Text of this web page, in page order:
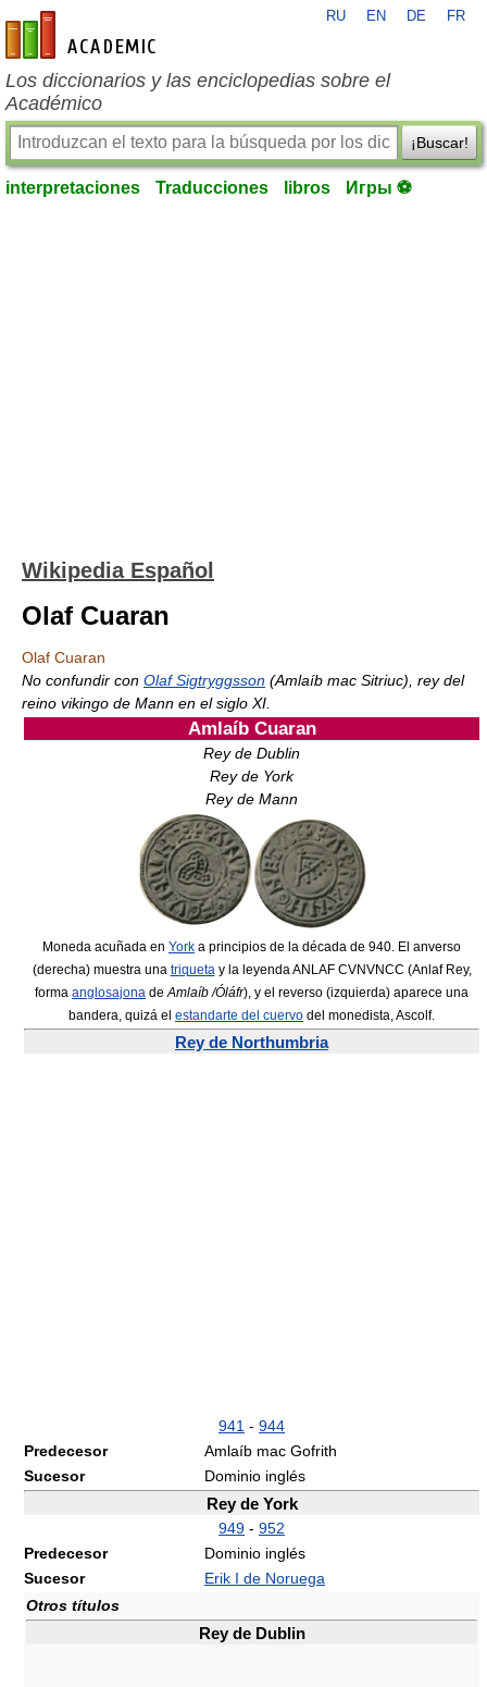
es-academic.com
RU EN DE FR
Los diccionarios y las enciclopedias sobre el
Académico
¡Buscar!
interpretaciones Traducciones libros Игры ⚽
Wikipedia Español
Olaf Cuaran
Olaf Cuaran
No confundir con Olaf Sigtryggsson (Amlaíb mac Sitriuc), rey del
reino vikingo de Mann en el siglo XI.
Amlaíb Cuaran
Rey de Dublin
Rey de York
Rey de Mann
Moneda acuñada en York a principios de la década de 940. El anverso
(derecha) muestra una triqueta y la leyenda ANLAF CVNVNCC (Anlaf Rey,
forma anglosajona de Amlaíb /Óláfr), y el reverso (izquierda) aparece una
bandera, quizá el estandarte del cuervo del monedista, Ascolf.
Rey de Northumbria
941 - 944
Predecesor
Amlaíb mac Gofrith
Sucesor
Dominio inglés
Rey de York
949 - 952
Predecesor
Dominio inglés
Sucesor
Erik I de Noruega
Otros títulos
Rey de Dublin